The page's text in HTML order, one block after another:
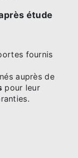
étude
fournis
auprès de
pour leur